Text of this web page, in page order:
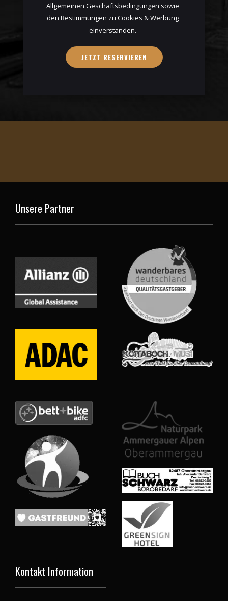
Allgemeinen Geschäftsbedingungen sowie
den Bestimmungen zu Cookies & Werbung
einverstanden.
Unsere Partner
Kontakt Information